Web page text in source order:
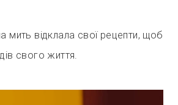
мить відклала свої рецепти, щоб
свого життя.